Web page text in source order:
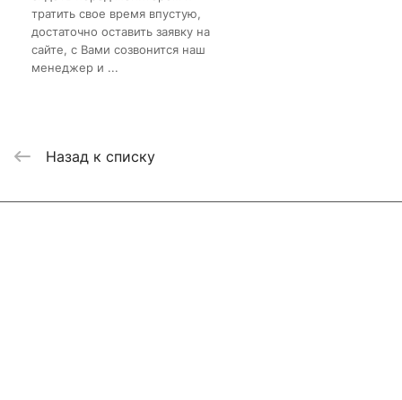
тратить свое время впустую,
достаточно оставить заявку на
сайте, с Вами созвонится наш
менеджер и ...
Назад к списку